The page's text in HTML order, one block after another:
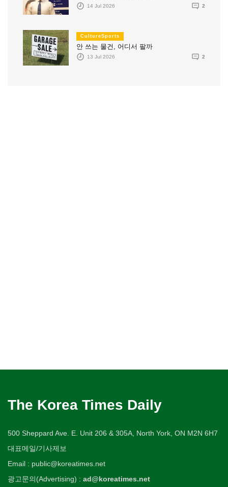
14 Jul 2026 2
CultureSports
안 쓰는 물건, 어디서 팔까
13 Jul 2026 2
The Korea Times Daily
500 Sheppard Ave. E. Unit 206 & 305A, North York, ON M2N 6H7
대표메일/기사제보
Email : public@koreatimes.net
광고문의(Advertising) : ad@koreatimes.net